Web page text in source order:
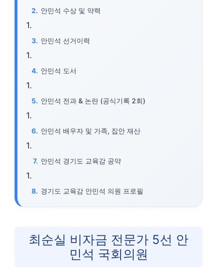
안민석 수상 및 약력
안민석 선거이력
안민석 도서
안민석 전과 & 논란 (공식기록 2회)
안민석 배우자 및 가족, 집안 재산
안민석 경기도 교육감 공약
경기도 교육감 안민석 의원 프로필
최순실 비자금 전문가 5선 안
민석 국회의원